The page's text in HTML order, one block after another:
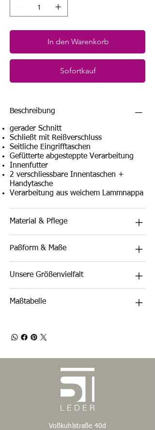
In den Warenkorb
Sofortkauf
Beschreibung
gerader Schnitt
Schließt mit Reißverschluss
Seitliche Eingrifftaschen
Gefütterte abgesteppte Verarbeitung
Innenfutter
2 verschliessbare Innentaschen +
Handytasche
Verarbeitung aus weichem Lammnappa
Material & Pflege
Paßform & Maße
Unsere Größenvielfalt
Maßtabelle
Voßkuhlstraße 40d